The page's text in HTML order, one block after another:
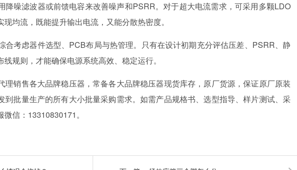
降噪滤波器或前馈电容来改善噪声和PSRR。对于超大电流需求，可采用多颗LDO
均流，既能提升输出电流，又能分散热密度。
合考虑器件选型、PCB布局与热管理。只有在设计初期充分评估压差、PSRR、静
规则，才能确保电源系统高效、稳定运行。
理销售各大品牌稳压器，常备各大品牌稳压器现货库存，原厂货源，保证原厂原装
到批量生产的所有大小批量采购需求。如需产品规格书、选型指导、样片测试、采
信：13310830171。